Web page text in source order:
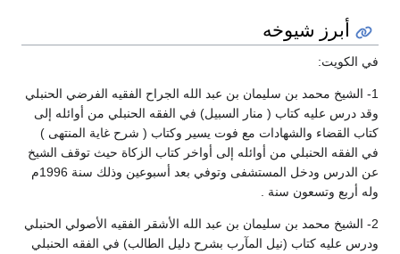
أبرز شيوخه
في الكويت:
1- الشيخ محمد بن سليمان بن عبد الله الجراح الفقيه الفرضي الحنبلي
وقد درس عليه كتاب ( منار السبيل) في الفقه الحنبلي من أوائله إلى
كتاب القضاء والشهادات مع فوت يسير وكتاب ( شرح غاية المنتهى )
في الفقه الحنبلي من أوائله إلى أواخر كتاب الزكاة حيث توقف الشيخ
عن الدرس ودخل المستشفى وتوفي بعد أسبوعين وذلك سنة 1996م
وله أربع وتسعون سنة .
2- الشيخ محمد بن سليمان بن عبد الله الأشقر الفقيه الأصولي الحنبلي
ودرس عليه كتاب (نيل المآرب بشرح دليل الطالب) في الفقه الحنبلي